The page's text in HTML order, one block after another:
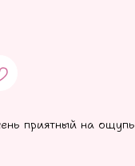
приятный на ощупь